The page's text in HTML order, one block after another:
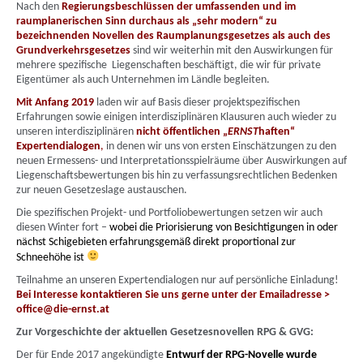
Nach den Regierungsbeschlüssen der umfassenden und im
raumplanerischen Sinn durchaus als „sehr modern“ zu
bezeichnenden Novellen des Raumplanungsgesetzes als auch des
Grundverkehrsgesetzes sind wir weiterhin mit den Auswirkungen für
mehrere spezifische Liegenschaften beschäftigt, die wir für private
Eigentümer als auch Unternehmen im Ländle begleiten.
Mit Anfang 2019 laden wir auf Basis dieser projektspezifischen
Erfahrungen sowie einigen interdisziplinären Klausuren auch wieder zu
unseren interdisziplinären nicht öffentlichen „ERNSThaften“
Expertendialogen, in denen wir uns von ersten Einschätzungen zu den
neuen Ermessens- und Interpretationsspielräume über Auswirkungen auf
Liegenschaftsbewertungen bis hin zu verfassungsrechtlichen Bedenken
zur neuen Gesetzeslage austauschen.
Die spezifischen Projekt- und Portfoliobewertungen setzen wir auch
diesen Winter fort – wobei die Priorisierung von Besichtigungen in oder
nächst Schigebieten erfahrungsgemäß direkt proportional zur
Schneehöhe ist
Teilnahme an unseren Expertendialogen nur auf persönliche Einladung!
Bei Interesse kontaktieren Sie uns gerne unter der Emailadresse >
office@die-ernst.at
Zur Vorgeschichte der aktuellen Gesetzesnovellen RPG & GVG:
Der für Ende 2017 angekündigte Entwurf der RPG-Novelle wurde